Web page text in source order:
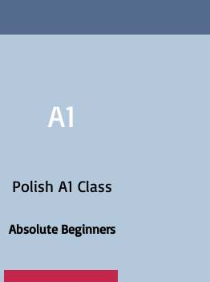
A1
Polish A1 Class
Absolute Beginners